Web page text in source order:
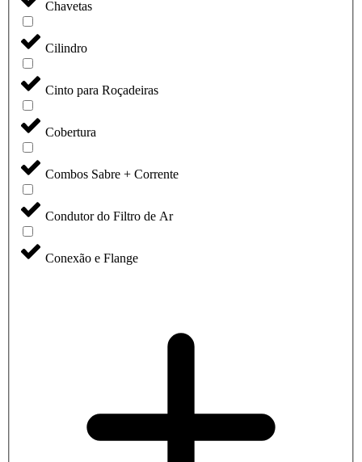
Chavetas
Cilindro
Cinto para Roçadeiras
Cobertura
Combos Sabre + Corrente
Condutor do Filtro de Ar
Conexão e Flange